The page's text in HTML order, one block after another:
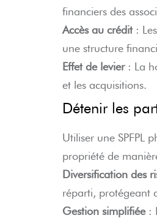
financiers des
Accès au crédit:
une structure
Effet de levier: La
et les acquisitions.
Détenir les
Utiliser une SPFPL
propriété de
Diversification des
réparti, protégeant
Gestion simplifiée: